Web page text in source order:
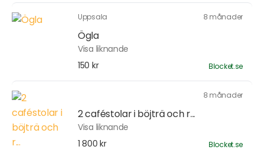
Uppsala 8 månader
Ögla
Visa liknande
150 kr
Blocket.se
8 månader
2 caféstolar i böjträ och r...
Visa liknande
1 800 kr
Blocket.se